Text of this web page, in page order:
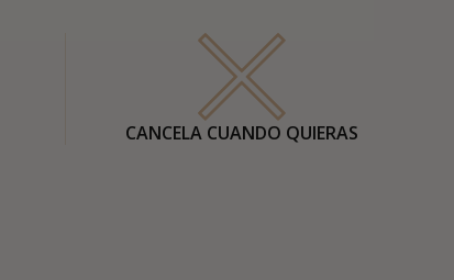
CANCELA CUANDO QUIERAS